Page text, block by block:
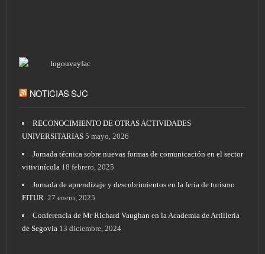
NOTICIAS SJC
RECONOCIMIENTO DE OTRAS ACTIVIDADES
UNIVERSITARIAS 5 mayo, 2026
Jornada técnica sobre nuevas formas de comunicación en el sector
vitivinícola 18 febrero, 2025
Jornada de aprendizaje y descubrimientos en la feria de turismo
FITUR. 27 enero, 2025
Conferencia de Mr Richard Vaughan en la Academia de Artillería
de Segovia 13 diciembre, 2024